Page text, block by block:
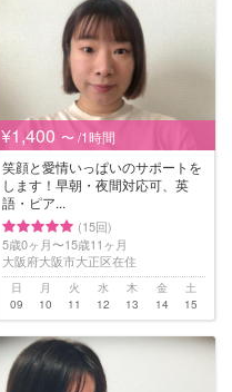
¥1,400 〜 /1時間
笑顔と愛情いっぱいのサポートを
します！早朝・夜間対応可、英
語・ピア...
(15回)
5歳0ヶ月〜15歳11ヶ月
大阪府大阪市大正区在住
日
09
月
10
火
11
水
12
木
13
金
14
土
15